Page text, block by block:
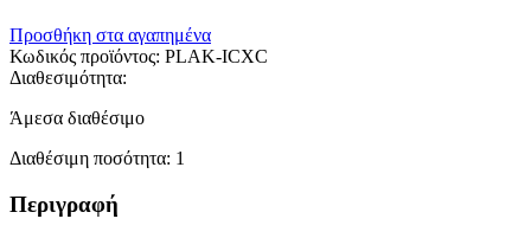
Προσθήκη στα αγαπημένα
Κωδικός προϊόντος: PLAK-ICXC
Διαθεσιμότητα:
Άμεσα διαθέσιμο
Διαθέσιμη ποσότητα: 1
Περιγραφή